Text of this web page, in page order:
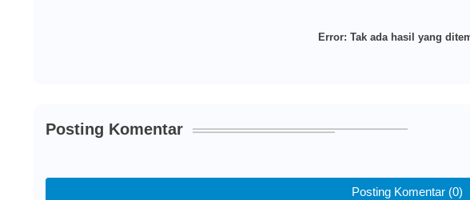
Error: Tak ada hasil yang
Posting Komentar
Posting Komentar (0)